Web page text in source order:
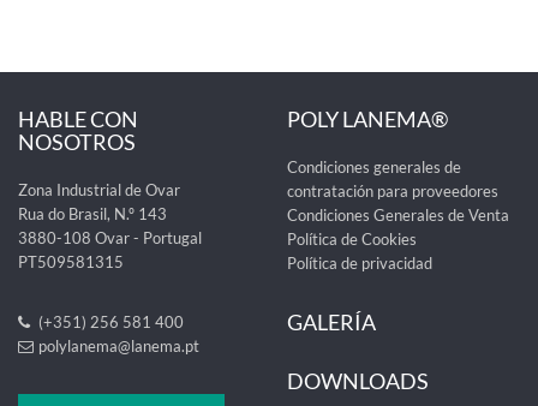
HABLE CON
NOSOTROS
Zona Industrial de Ovar
Rua do Brasil, N.º 143
3880-108 Ovar - Portugal
PT509581315
(+351) 256 581 400
polylanema@lanema.pt
POLY LANEMA®
Condiciones generales de
contratación para proveedores
Condiciones Generales de Venta
Política de Cookies
Política de privacidad
GALERÍA
DOWNLOADS